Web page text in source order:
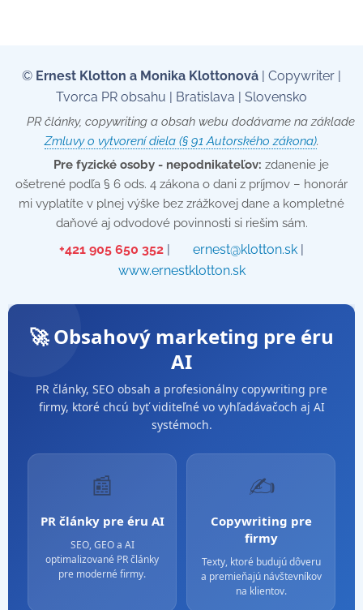
© Ernest Klotton a Monika Klottonová | Copywriter |
Tvorca PR obsahu | Bratislava | Slovensko
📄 PR články, copywriting a obsah webu dodávame na základe
Zmluvy o vytvorení diela (§ 91 Autorského zákona).
Pre fyzické osoby - nepodnikateľov: zdanenie je
ošetrené podľa § 6 ods. 4 zákona o dani z príjmov – honorár
mi vyplatíte v plnej výške bez zrážkovej dane a kompletné
daňové aj odvodové povinnosti si riešim sám.
+421 905 650 352 | ✉️ ernest@klotton.sk | 🌐
www.ernestklotton.sk
🚀 Obsahový marketing pre éru
AI
PR články, SEO obsah a profesionálny copywriting pre
firmy, ktoré chcú byť viditeľné vo vyhľadávačoch aj AI
systémoch.
📰
PR články pre éru AI
SEO, GEO a AI
optimalizované PR články
pre moderné firmy.
✍️
Copywriting pre
firmy
Texty, ktoré budujú dôveru
a premieňajú návštevníkov
na klientov.